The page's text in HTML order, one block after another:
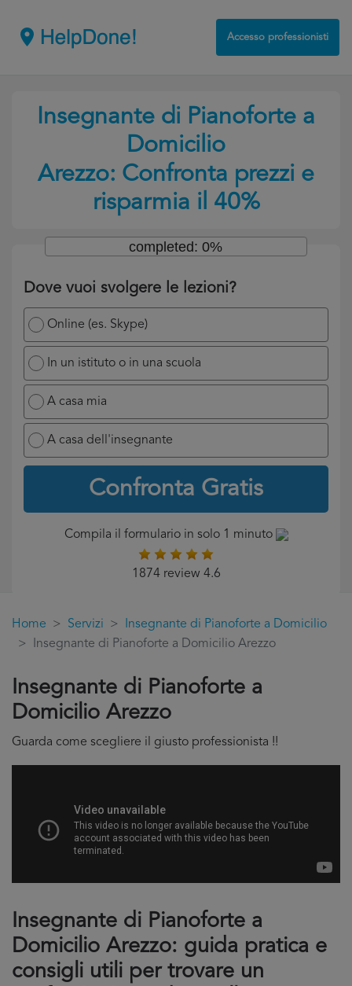
Accesso professionisti
Insegnante di Pianoforte a
Domicilio
Arezzo: Confronta prezzi e
risparmia il 40%
Dove vuoi svolgere le lezioni?
Online (es. Skype)
In un istituto o in una scuola
A casa mia
A casa dell'insegnante
Confronta Gratis
completed: 0%
Compila il formulario in solo 1 minuto
1874 review 4.6
Home Servizi
Insegnante di Pianoforte a Domicilio
Insegnante di Pianoforte a Domicilio Arezzo
Insegnante di Pianoforte a
Domicilio Arezzo
Guarda come scegliere il giusto professionista !!
Insegnante di Pianoforte a
Domicilio Arezzo: guida pratica e
consigli utili per trovare un